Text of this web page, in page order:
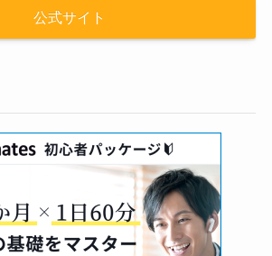
公式サイト